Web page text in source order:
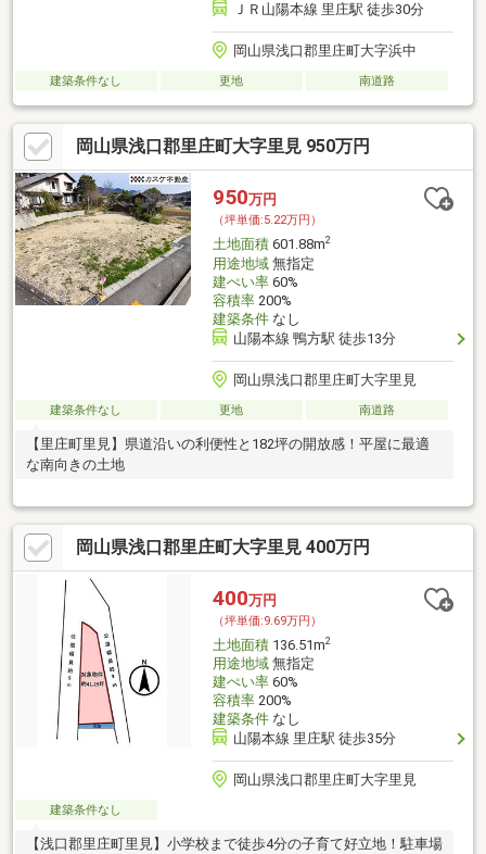
ＪＲ山陽本線 里庄駅 徒歩30分
岡山県浅口郡里庄町大字浜中
建築条件なし 更地 南道路
岡山県浅口郡里庄町大字里見 950万円
950万円
（坪単価:5.22万円）
土地面積601.88m2
用途地域無指定
建ぺい率60%
容積率200%
建築条件なし
山陽本線 鴨方駅 徒歩13分
岡山県浅口郡里庄町大字里見
建築条件なし 更地 南道路
【里庄町里見】県道沿いの利便性と182坪の開放感！平屋に最適
な南向きの土地
岡山県浅口郡里庄町大字里見 400万円
400万円
（坪単価:9.69万円）
土地面積136.51m2
用途地域無指定
建ぺい率60%
容積率200%
建築条件なし
山陽本線 里庄駅 徒歩35分
岡山県浅口郡里庄町大字里見
建築条件なし
【浅口郡里庄町里見】小学校まで徒歩4分の子育て好立地！駐車場